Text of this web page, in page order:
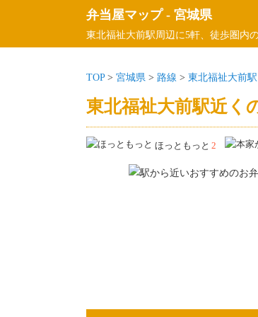
弁当屋マップ- 宮城県
東北福祉大前駅周辺に5軒、徒歩圏内
TOP> 宮城県 > 路線 > 東北福祉大前駅
東北福祉大前駅近く
ほっともっと 2